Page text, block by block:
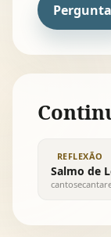
REFLEXÃO
Salmo de